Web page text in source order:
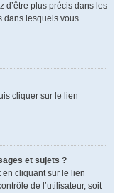
d’être plus précis dans les
dans lesquels vous
cliquer sur le lien
et sujets ?
en cliquant sur le lien
de l’utilisateur, soit